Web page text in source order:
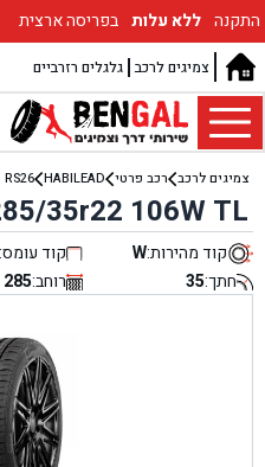
התקנה ללא עלות בפריסה ארצית
גלגלים רזרביים צמיגים לרכב
צמיגים לרכב רכב פרטי HABILEAD
35r22 106W TL
קוד מהירות:W קוד
חתך:35 רוחב:285